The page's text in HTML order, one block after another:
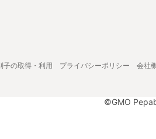
子の取得・利用 プライバシーポリシー 会社
©GMO